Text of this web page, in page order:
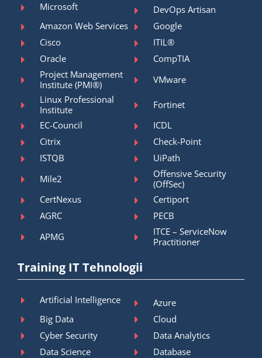
Microsoft
DevOps Artisan
Amazon Web Services
Google
Cisco
ITIL®
Oracle
CompTIA
Project Management
Institute (PMI®)
VMware
Linux Professional
Institute
Fortinet
EC-Council
ICDL
Citrix
Check-Point
ISTQB
UiPath
Mile2
Offensive Security
(OffSec)
CertNexus
Certiport
AGRC
PECB
APMG
ITCE – ServiceNow
Practitioner
Training IT Tehnologii
Artificial Intelligence
Azure
Big Data
Cloud
Cyber Security
Data Analytics
Data Science
Database